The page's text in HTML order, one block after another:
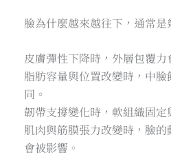
臉為什麼越來越往下，通常是
皮膚彈性下降時，外層包覆力
脂肪容量與位置改變時，中
同。
韌帶支撐變化時，軟組織固定
肌肉與筋膜張力改變時，臉
會被影響。